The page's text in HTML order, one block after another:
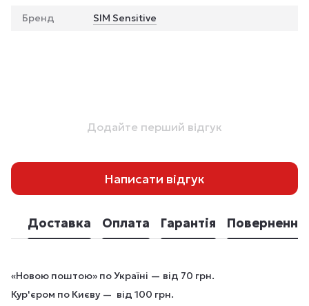
Бренд SIM Sensitive
Додайте перший відгук
Написати відгук
Доставка Оплата Гарантія Повернення
«Новою поштою» по Україні — від 70 грн.
Кур'єром по Києву — від 100 грн.